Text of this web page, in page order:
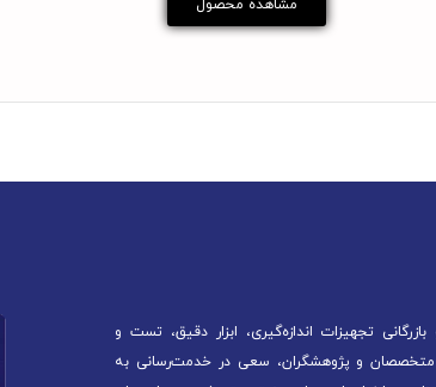
مشاهده محصول
تجهیزات اندازه‌گیری، ابزار دقیق، تست و
ما با همکاری متخصصان و پژوهشگران، سعی در خدمت‌رسانی به